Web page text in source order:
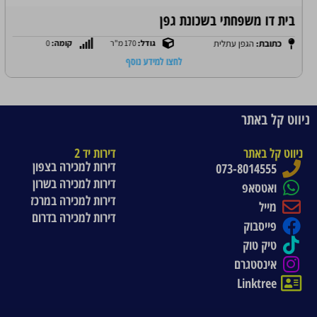
בית דו משפחתי בשכונת גפן
כתובת:הגפן עתלית גודל:170 מ"ר קומה:0
לחצו למידע נוסף
ניווט קל באתר
ניווט קל באתר
073-8014555
ואטסאפ
מייל
פייסבוק
טיק טוק
אינסטגרם
Linktree
דירות יד 2
דירות למכירה בצפון
דירות למכירה בשרון
דירות למכירה במרכז
דירות למכירה בדרום